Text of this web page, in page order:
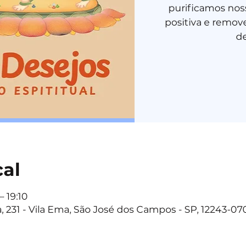
purificamos
positiva e
19:10
- Vila Ema, São José dos Campos - SP, 12243-